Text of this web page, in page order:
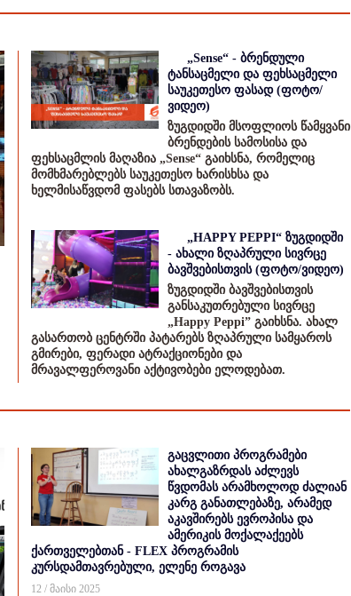
„Sense“ - ბრენდული
ტანსაცმელი და ფეხსაცმელი
საუკეთესო ფასად (ფოტო/
ვიდეო)
ზუგდიდში მსოფლიოს წამყვანი
ბრენდების სამოსისა და
ფეხსაცმლის მაღაზია „Sense“ გაიხსნა, რომელიც
მომხმარებლებს საუკეთესო ხარისხსა და
ხელმისაწვდომ ფასებს სთავაზობს.
„HAPPY PEPPI“ ზუგდიდში
- ახალი ზღაპრული სივრცე
ბავშვებისთვის (ფოტო/ვიდეო)
ზუგდიდში ბავშვებისთვის
განსაკუთრებული სივრცე
„Happy Peppi” გაიხსნა. ახალ
გასართობ ცენტრში პატარებს ზღაპრული სამყაროს
გმირები, ფერადი ატრაქციონები და
მრავალფეროვანი აქტივობები ელოდებათ.
გაცვლითი პროგრამები
ახალგაზრდას აძლევს
წვდომას არამხოლოდ ძალიან
კარგ განათლებაზე, არამედ
აკავშირებს ევროპისა და
ამერიკის მოქალაქეებს
ქართველებთან - FLEX პროგრამის
კურსდამთავრებული, ელენე როგავა
12 / მაისი 2025